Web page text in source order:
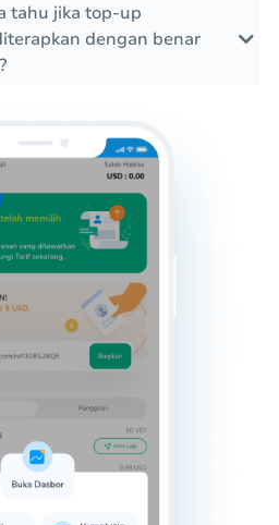
tahu jika top-up
dengan benar